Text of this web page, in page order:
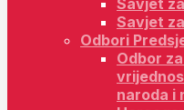
Savjet
Savjet
Odbori
Odbor
naroda i